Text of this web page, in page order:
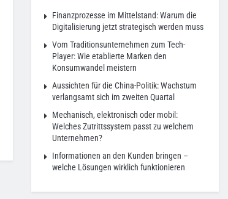
Finanzprozesse im Mittelstand: Warum die
Digitalisierung jetzt strategisch werden muss
Vom Traditionsunternehmen zum Tech-
Player: Wie etablierte Marken den
Konsumwandel meistern
Aussichten für die China-Politik: Wachstum
verlangsamt sich im zweiten Quartal
Mechanisch, elektronisch oder mobil:
Welches Zutrittssystem passt zu welchem
Unternehmen?
Informationen an den Kunden bringen –
welche Lösungen wirklich funktionieren